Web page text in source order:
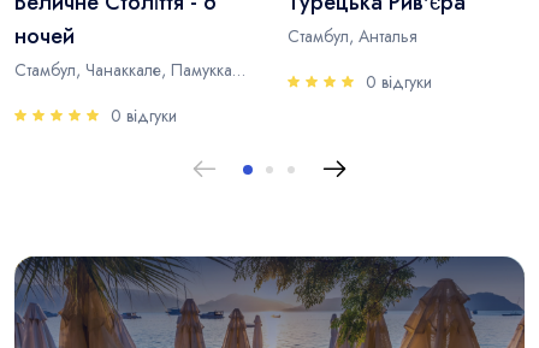
ночей
Стамбул, Чанаккале, Памуккале, Анталья
0 відгуки
Стамбул, Анталья
0 відгуки